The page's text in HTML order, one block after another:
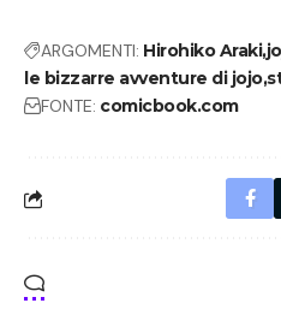
ARGOMENTI: Hirohiko Araki
le bizzarre avventure di jojo
FONTE: comicbook.com